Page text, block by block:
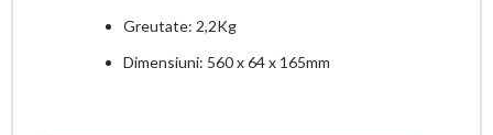
Greutate: 2,2Kg
Dimensiuni: 560 x 64 x 165mm